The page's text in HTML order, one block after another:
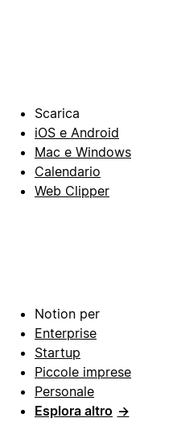
Scarica
iOS e Android
Mac e Windows
Calendario
Web Clipper
Notion per
Enterprise
Startup
Piccole imprese
Personale
Esplora altro →